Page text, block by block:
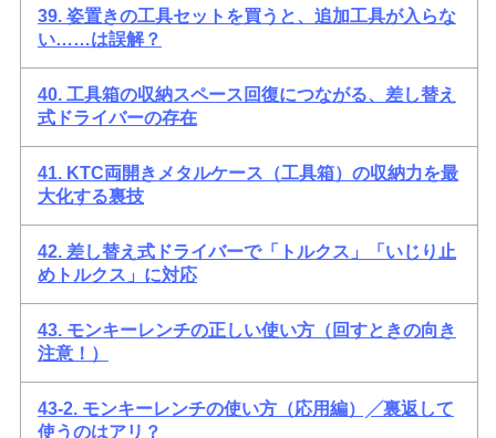
39. 姿置きの工具セットを買うと、追加工具が入らな
い……は誤解？
40. 工具箱の収納スペース回復につながる、差し替え
式ドライバーの存在
41. KTC両開きメタルケース（工具箱）の収納力を最
大化する裏技
42. 差し替え式ドライバーで「トルクス」「いじり止
めトルクス」に対応
43. モンキーレンチの正しい使い方（回すときの向き
注意！）
43-2. モンキーレンチの使い方（応用編）╱裏返して
使うのはアリ？